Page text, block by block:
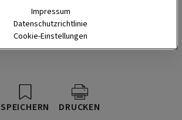
SPEICHERN DRUCKEN
Impressum
Datenschutzrichtlinie
Cookie-Einstellungen